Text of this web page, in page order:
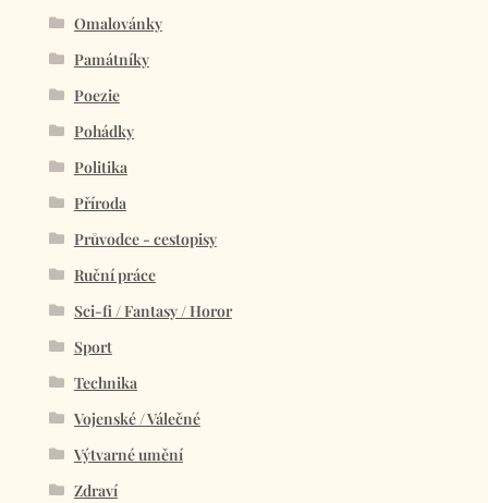
Omalovánky
Památníky
Poezie
Pohádky
Politika
Příroda
Průvodce - cestopisy
Ruční práce
Sci-fi / Fantasy / Horor
Sport
Technika
Vojenské / Válečné
Výtvarné umění
Zdraví